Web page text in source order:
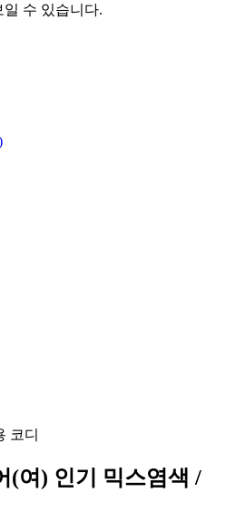
수 있습니다.
코디
(여) 인기 믹스염색 /